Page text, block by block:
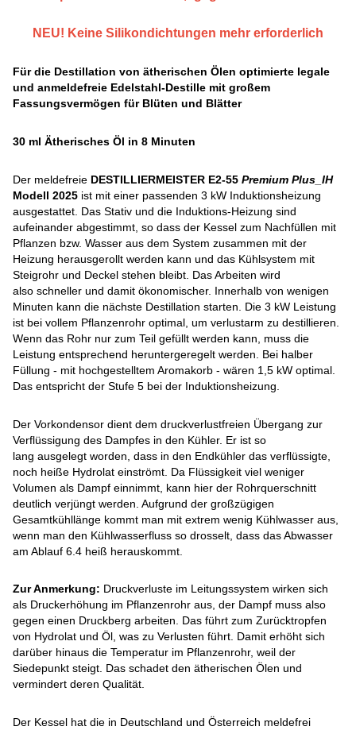
NEU! Keine Silikondichtungen mehr erforderlich
Für die Destillation von ätherischen Ölen optimierte legale
und anmeldefreie Edelstahl-Destille mit großem
Fassungsvermögen für Blüten und Blätter
30 ml Ätherisches Öl in 8 Minuten
Der meldefreie DESTILLIERMEISTER E2-55Premium Plus_IH
Modell 2025 ist mit einer passenden 3 kW Induktionsheizung
ausgestattet. Das Stativ und die Induktions-Heizung sind
aufeinander abgestimmt, so dass der Kessel zum Nachfüllen mit
Pflanzen bzw. Wasser aus dem System zusammen mit der
Heizung herausgerollt werden kann und das Kühlsystem mit
Steigrohr und Deckel stehen bleibt. Das Arbeiten wird
also schneller und damit ökonomischer. Innerhalb von wenigen
Minuten kann die nächste Destillation starten. Die 3 kW Leistung
ist bei vollem Pflanzenrohr optimal, um verlustarm zu destillieren.
Wenn das Rohr nur zum Teil gefüllt werden kann, muss die
Leistung entsprechend heruntergeregelt werden. Bei halber
Füllung - mit hochgestelltem Aromakorb - wären 1,5 kW optimal.
Das entspricht der Stufe 5 bei der Induktionsheizung.
Der Vorkondensor dient dem druckverlustfreien Übergang zur
Verflüssigung des Dampfes in den Kühler. Er ist so
lang ausgelegt worden, dass in den Endkühler das verflüssigte,
noch heiße Hydrolat einströmt. Da Flüssigkeit viel weniger
Volumen als Dampf einnimmt, kann hier der Rohrquerschnitt
deutlich verjüngt werden. Aufgrund der großzügigen
Gesamtkühllänge kommt man mit extrem wenig Kühlwasser aus,
wenn man den Kühlwasserfluss so drosselt, dass das Abwasser
am Ablauf 6.4 heiß herauskommt.
Zur Anmerkung: Druckverluste im Leitungssystem wirken sich
als Druckerhöhung im Pflanzenrohr aus, der Dampf muss also
gegen einen Druckberg arbeiten. Das führt zum Zurücktropfen
von Hydrolat und Öl, was zu Verlusten führt. Damit erhöht sich
darüber hinaus die Temperatur im Pflanzenrohr, weil der
Siedepunkt steigt. Das schadet den ätherischen Ölen und
vermindert deren Qualität.
Der Kessel hat die in Deutschland und Österreich meldefrei